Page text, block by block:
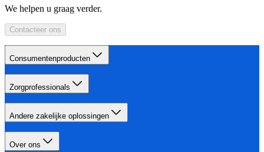
We helpen u graag verder.
Contacteer ons
Consumentenproducten
Zorgprofessionals
Andere zakelijke oplossingen
Over ons